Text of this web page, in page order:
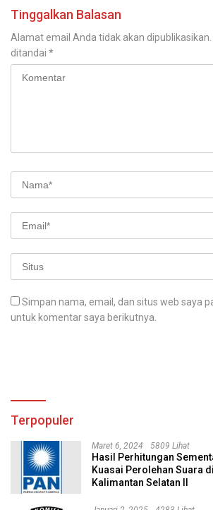
Tinggalkan Balasan
Alamat email Anda tidak akan dipublikasikan.
ditandai *
Simpan nama, email, dan situs web saya
untuk komentar saya berikutnya.
Terpopuler
Maret 6, 2024 5809 Lihat
Hasil Perhitungan
Kuasai Perolehan Suara
Kalimantan Selatan II